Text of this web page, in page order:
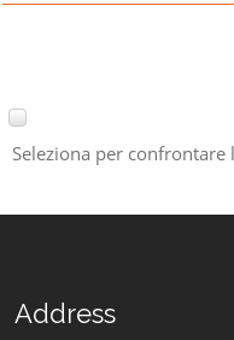
Seleziona per confrontare
Address